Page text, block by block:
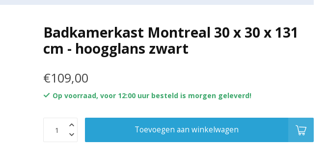
Badkamerkast Montreal 30 x 30 x 131
cm - hoogglans zwart
€109,00
Op voorraad, voor 12:00 uur besteld is morgen geleverd!
Toevoegen aan winkelwagen